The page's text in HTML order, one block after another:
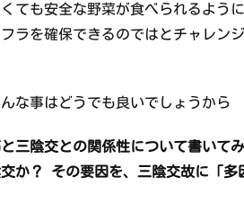
ても安全な野菜が食べられるよう
フラを確保できるのではとチャレン
な事はどうでも良いでしょうから
三陰交との関係性について書いて
か？ その要因を、三陰交故に「多